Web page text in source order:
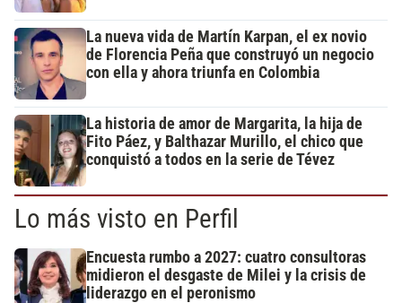
La nueva vida de Martín Karpan, el ex novio
de Florencia Peña que construyó un negocio
con ella y ahora triunfa en Colombia
La historia de amor de Margarita, la hija de
Fito Páez, y Balthazar Murillo, el chico que
conquistó a todos en la serie de Tévez
Lo más visto en Perfil
Encuesta rumbo a 2027: cuatro consultoras
midieron el desgaste de Milei y la crisis de
liderazgo en el peronismo